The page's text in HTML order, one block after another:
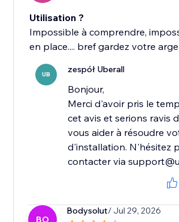
Utilisation ?
Impossible à comprendre,
en place.... bref gardez votre
UB zespół Uberall
Bonjour,
Merci d'avoir pris le
cet avis et serions ravis
vous aider à résoudre
d'installation. N'hésitez
contacter via
BO
Bodysolut/ Jul 29, 2026